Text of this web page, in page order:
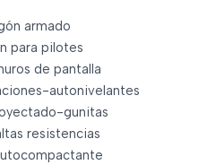
armado
para pilotes
de pantalla
autonivelantes
gunitas
resistencias